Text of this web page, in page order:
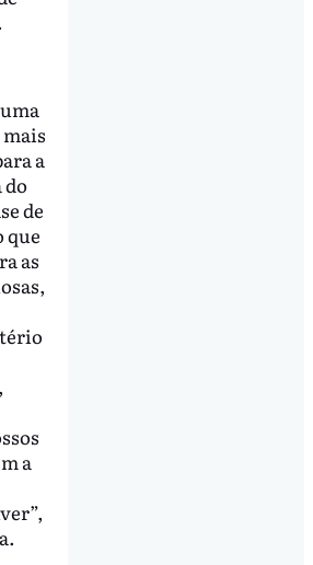
a
de
que
as
a